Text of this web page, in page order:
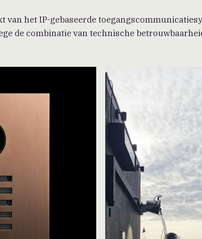
het IP-gebaseerde
de combinatie van technische